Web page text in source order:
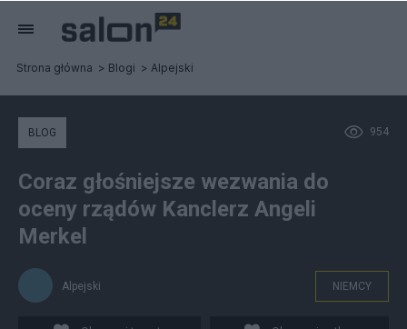
Strona główna Blogi Alpejski
954
BLOG
Coraz głośniejsze wezwania do
oceny rządów Kanclerz Angeli
Merkel
Alpejski NIEMCY